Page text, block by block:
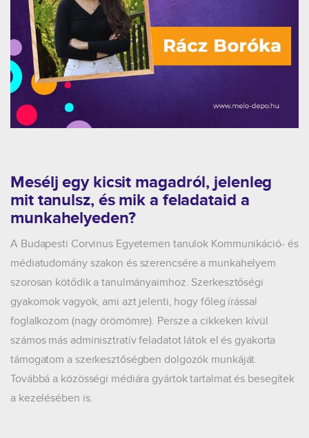
Mesélj egy kicsit magadról, jelenleg
mit tanulsz, és mik a feladataid a
munkahelyeden?
A Budapesti Corvinus Egyetemen tanulok Kommunikáció- és
médiatudomány szakon és szerencsére a munkahelyem
szorosan kötődik a tanulmányaimhoz. Szerkesztőségi
gyakornok vagyok, ami azt jelenti, hogy főleg írással
foglalkozom (nagy örömömre). Persze a cikkeken kívül
számos más adminisztratív feladatot látok el és gyakorta
támogatom a szerkesztőségben dolgozók munkáját.
Továbbá a közösségi médiára gyártok tartalmat és besegítek
a kezelésében is.